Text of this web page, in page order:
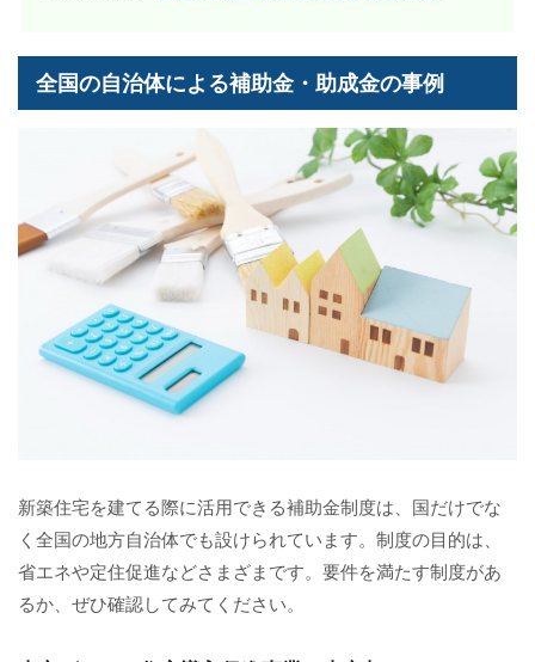
全国の自治体による補助金・助成金の事例
新築住宅を建てる際に活用できる補助金制度は、国だけでな
く全国の地方自治体でも設けられています。制度の目的は、
省エネや定住促進などさまざまです。要件を満たす制度があ
るか、ぜひ確認してみてください。